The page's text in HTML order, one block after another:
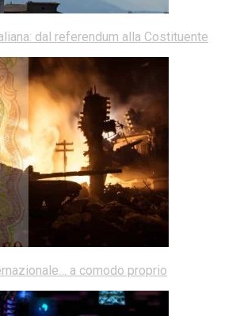
dal referendum alla Costituente
a comodo proprio